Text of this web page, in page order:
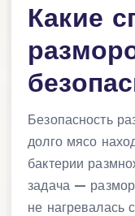
Какие
Безопасность
долго мясо
бактерии
задача —
не нагревалась